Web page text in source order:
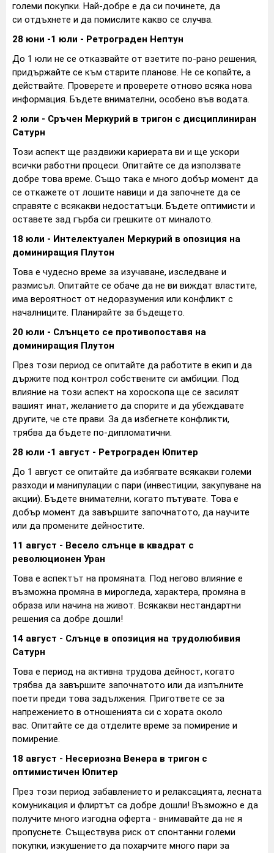
големи покупки. Най-добре е да си починете, да
си отдъхнете и да помислите какво се случва.
28 юни -1 юли - Ретрограден Нептун
До 1 юли не се отказвайте от взетите по-рано решения,
придържайте се към старите планове. Не се копайте, а
действайте. Проверете и проверете отново всяка нова
информация. Бъдете внимателни, особено във водата.
2 юли - Сръчен Меркурий в тригон с дисциплиниран
Сатурн
Този аспект ще раздвижи кариерата ви и ще ускори
всички работни процеси. Опитайте се да използвате
добре това време. Също така е много добър момент да
се откажете от лошите навици и да започнете да се
справяте с всякакви недостатъци. Бъдете оптимисти и
оставете зад гърба си грешките от миналото.
18 юли - Интелектуален Меркурий в опозиция на
доминиращия Плутон
Това е чудесно време за изучаване, изследване и
размисъл. Опитайте се обаче да не ви виждат властите,
има вероятност от недоразумения или конфликт с
началниците. Планирайте за бъдещето.
20 юли - Слънцето се противопоставя на
доминиращия Плутон
През този период се опитайте да работите в екип и да
държите под контрол собствените си амбиции. Под
влияние на този аспект на хороскопа ще се засилят
вашият инат, желанието да спорите и да убеждавате
другите, че сте прави. За да избегнете конфликти,
трябва да бъдете по-дипломатични.
28 юли -1 август - Ретрограден Юпитер
До 1 август се опитайте да избягвате всякакви големи
разходи и манипулации с пари (инвестиции, закупуване на
акции). Бъдете внимателни, когато пътувате. Това е
добър момент да завършите започнатото, да научите
или да промените дейностите.
11 август - Весело слънце в квадрат с
революционен Уран
Това е аспектът на промяната. Под негово влияние е
възможна промяна в мирогледа, характера, промяна в
образа или начина на живот. Всякакви нестандартни
решения са добре дошли!
14 август - Слънце в опозиция на трудолюбивия
Сатурн
Това е период на активна трудова дейност, когато
трябва да завършите започнатото или да изпълните
поети преди това задължения. Пригответе се за
напрежението в отношенията си с хората около
вас. Опитайте се да отделите време за помирение и
помирение.
18 август - Несериозна Венера в тригон с
оптимистичен Юпитер
През този период забавлението и релаксацията, лесната
комуникация и флиртът са добре дошли! Възможно е да
получите много изгодна оферта - внимавайте да не я
пропуснете. Съществува риск от спонтанни големи
покупки, изкушението да похарчите много пари за